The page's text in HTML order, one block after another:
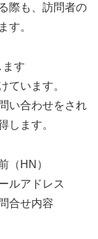
際も、訪問者の
す。
す
ています。
い合わせをされ
します。
（HN）
ルアドレス
合せ内容